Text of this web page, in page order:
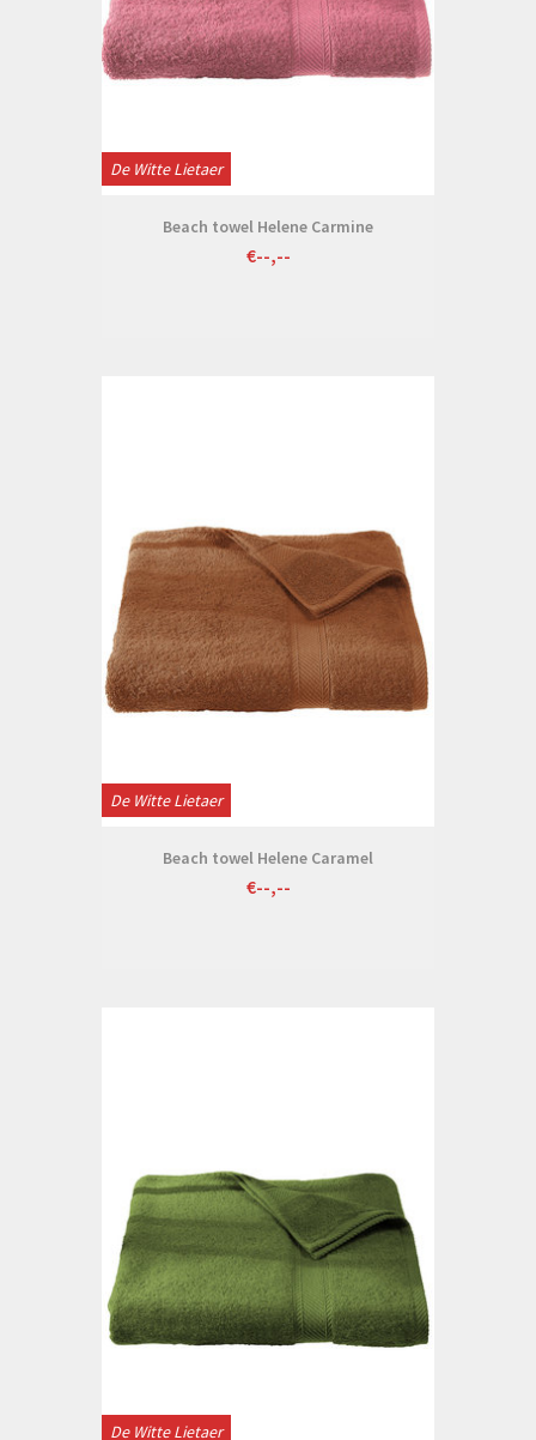
De Witte Lietaer
Beach towel Helene Carmine
€--,--
De Witte Lietaer
Beach towel Helene Caramel
€--,--
De Witte Lietaer